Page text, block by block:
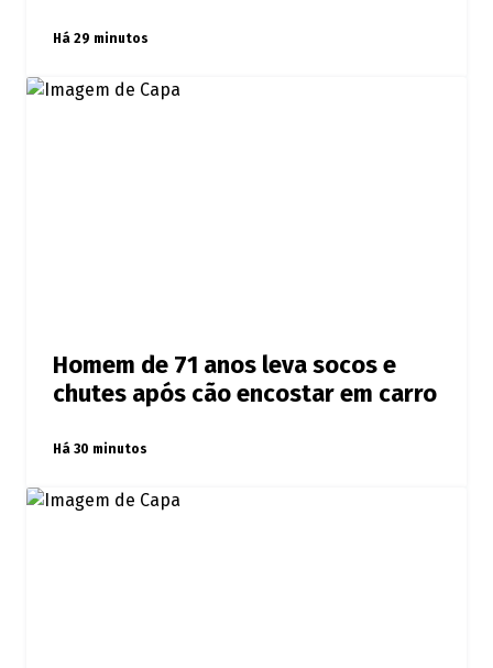
Há 29 minutos
Homem de 71 anos leva socos e
chutes após cão encostar em carro
Há 30 minutos